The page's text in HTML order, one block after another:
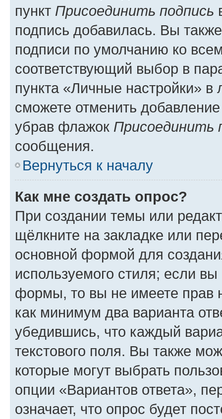
пункт Присоединить подпись
подпись добавилась. Вы
подписи по умолчанию ко
соответствующий выбор в
пункта «Личные настройки»
сможете отменить
убрав флажок Присоединить
сообщения.
Вернуться к началу
Как мне создать опрос?
При создании темы или
щёлкните на закладке или
основной формой для
используемого стиля; если
формы, то вы не имеете прав
как минимум два варианта
убедившись, что каждый
текстового поля. Вы также
которые могут выбрать
опции «Вариантов ответа»,
означает, что опрос будет